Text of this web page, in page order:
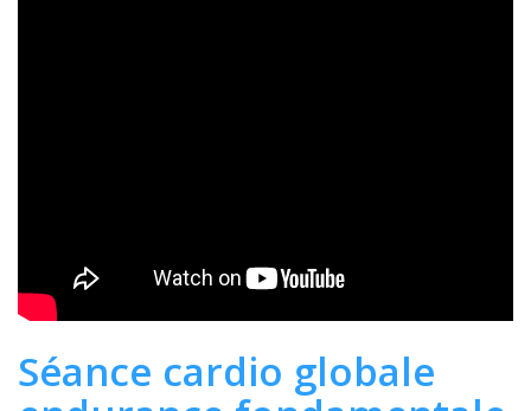
Séance cardio globale